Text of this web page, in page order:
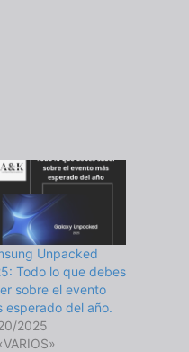
Unpacked
Todo lo que debes
sobre el evento
esperado del año.
2025